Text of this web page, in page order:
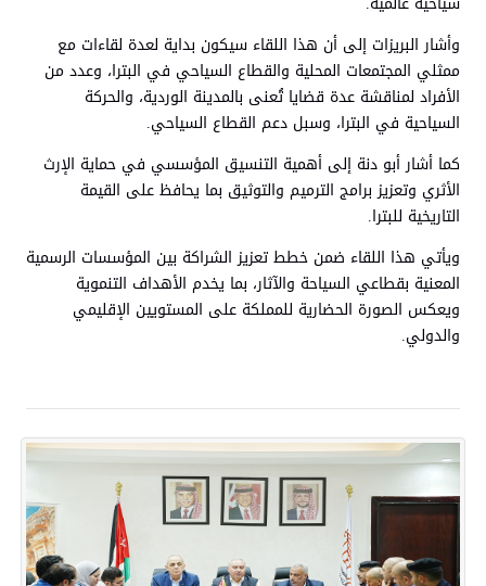
وأشار البريزات إلى أن هذا اللقاء سيكون بداية لعدة لقاءات مع
ممثلي المجتمعات المحلية والقطاع السياحي في البترا، وعدد من
الأفراد لمناقشة عدة قضايا تُعنى بالمدينة الوردية، والحركة
السياحية في البترا، وسبل دعم القطاع السياحي.
كما أشار أبو دنة إلى أهمية التنسيق المؤسسي في حماية الإرث
الأثري وتعزيز برامج الترميم والتوثيق بما يحافظ على القيمة
التاريخية للبترا.
ويأتي هذا اللقاء ضمن خطط تعزيز الشراكة بين المؤسسات الرسمية
المعنية بقطاعي السياحة والآثار، بما يخدم الأهداف التنموية
ويعكس الصورة الحضارية للمملكة على المستويين الإقليمي
والدولي.